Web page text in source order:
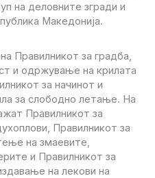
на деловните згради и
Македонија.
Правилникот за градба,
и одржување на крилата
за начинот и
за слободно летање. На
Правилникот за
Правилникот за
на змаевите,
и Правилникот за
на лекови на